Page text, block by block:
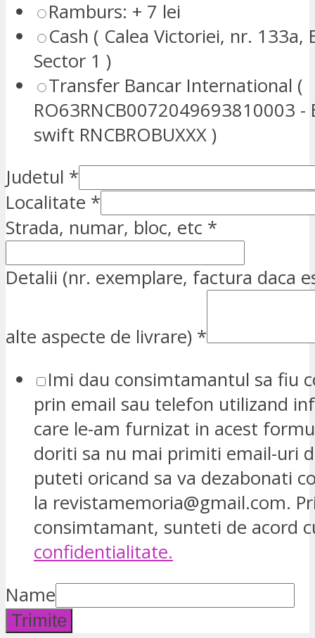
Ramburs: + 7 lei
Cash ( Calea Victoriei, nr. 133a,
Sector 1 )
Transfer Bancar International (
RO63RNCB0072049693810003 -
swift RNCBROBUXXX )
Judetul *
Localitate *
Strada, numar, bloc, etc *
Detalii (nr. exemplare, factura daca
alte aspecte de livrare) *
Imi dau consimtamantul sa fiu
prin email sau telefon utilizand
care le-am furnizat in acest
doriti sa nu mai primiti email-uri
puteti oricand sa va dezabonati
la revistamemoria@gmail.com.
consimtamant, sunteti de acord
confidentialitate.
Name
Trimite